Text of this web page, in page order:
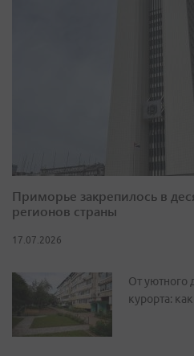
Приморье закрепилось в
регионов страны
17.07.2026
От уютного
курорта: